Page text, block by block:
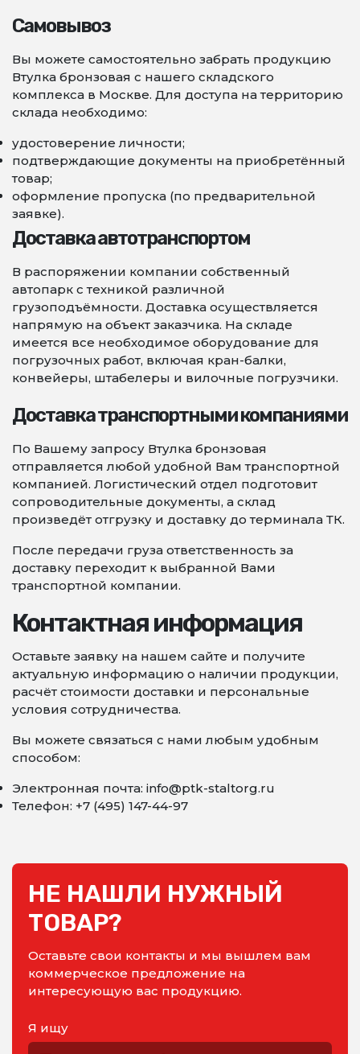
Самовывоз
Вы можете самостоятельно забрать продукцию
Втулка бронзовая с нашего складского
комплекса в Москве. Для доступа на территорию
склада необходимо:
удостоверение личности;
подтверждающие документы на приобретённый
товар;
оформление пропуска (по предварительной
заявке).
Доставка автотранспортом
В распоряжении компании собственный
автопарк с техникой различной
грузоподъёмности. Доставка осуществляется
напрямую на объект заказчика. На складе
имеется все необходимое оборудование для
погрузочных работ, включая кран-балки,
конвейеры, штабелеры и вилочные погрузчики.
Доставка транспортными компаниями
По Вашему запросу Втулка бронзовая
отправляется любой удобной Вам транспортной
компанией. Логистический отдел подготовит
сопроводительные документы, а склад
произведёт отгрузку и доставку до терминала ТК.
После передачи груза ответственность за
доставку переходит к выбранной Вами
транспортной компании.
Контактная информация
Оставьте заявку на нашем сайте и получите
актуальную информацию о наличии продукции,
расчёт стоимости доставки и персональные
условия сотрудничества.
Вы можете связаться с нами любым удобным
способом:
Электронная почта: info@ptk-staltorg.ru
Телефон: +7 (495) 147-44-97
НЕ НАШЛИ НУЖНЫЙ
ТОВАР?
Оставьте свои контакты и мы вышлем вам
коммерческое предложение на
интересующую вас продукцию.
Я ищу